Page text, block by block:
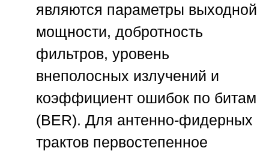
являются параметры выходной
мощности, добротность
фильтров, уровень
внеполосных излучений и
коэффициент ошибок по битам
(BER). Для антенно-фидерных
трактов первостепенное